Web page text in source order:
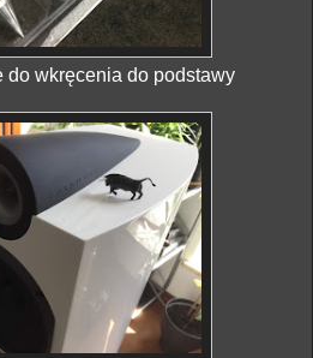
do wkręcenia do podstawy